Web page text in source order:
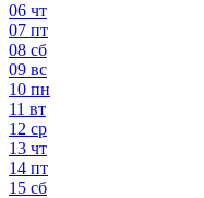
06 чт
07 пт
08 сб
09 вс
10 пн
11 вт
12 ср
13 чт
14 пт
15 сб